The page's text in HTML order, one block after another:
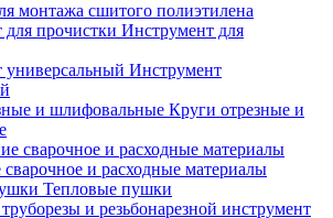
монтажа сшитого полиэтилена
Инструмент для
Инструмент
Круги отрезные и
и расходные материалы
Тепловые пушки